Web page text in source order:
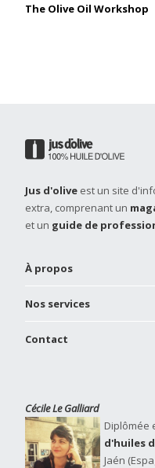
The Olive Oil Workshop
Jus d'olive est un site
extra, comprenant un
et un guide de
À propos
Nos services
Contact
Cécile Le Galliard
Diplômée
d'huiles
Jaén